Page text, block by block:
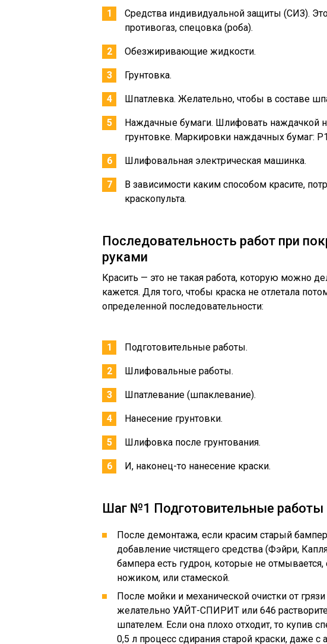
Средства индивидуальной защиты (СИЗ).
противогаз, спецовка (роба).
Обезжиривающие жидкости.
Грунтовка.
Шпатлевка. Желательно, чтобы в составе
Наждачные бумаги. Шлифовать наждачкой
грунтовке. Маркировки наждачных бумаг:
Шлифовальная электрическая машинка.
В зависимости каким способом красите,
краскопульта.
Последовательность работ при
руками
Красить — это не такая работа, которую можно
кажется. Для того, чтобы краска не отлетала
определенной последовательности:
Подготовительные работы.
Шлифовальные работы.
Шпатлевание (шпаклевание).
Нанесение грунтовки.
Шлифовка после грунтования.
И, наконец-то нанесение краски.
Шаг №1 Подготовительные работы
После демонтажа, если красим старый
добавление чистящего средства (Фэйри,
бампера есть гудрон, которые не отмывается,
ножиком, или стамеской.
После мойки и механической очистки от
желательно УАЙТ-СПИРИТ или 646
шпателем. Если она плохо отходит, то купив
0,5 л процесс сдирания старой краски, даже